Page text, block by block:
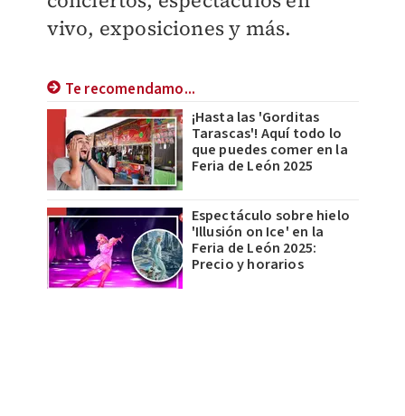
vivo, exposiciones y más.
Te recomendamo...
¡Hasta las 'Gorditas
Tarascas'! Aquí todo lo
que puedes comer en la
Feria de León 2025
Espectáculo sobre hielo
'Illusión on Ice' en la
Feria de León 2025:
Precio y horarios